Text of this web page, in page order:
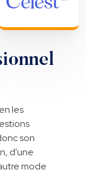
les
son
d'une
mode